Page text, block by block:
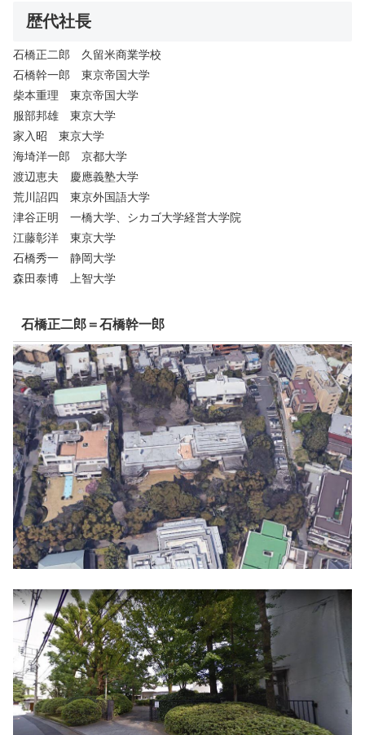
歴代社長
石橋正二郎 久留米商業学校
石橋幹一郎 東京帝国大学
柴本重理 東京帝国大学
服部邦雄 東京大学
家入昭 東京大学
海埼洋一郎 京都大学
渡辺恵夫 慶應義塾大学
荒川詔四 東京外国語大学
津谷正明 一橋大学、シカゴ大学経営大学院
江藤彰洋 東京大学
石橋秀一 静岡大学
森田泰博 上智大学
石橋正二郎＝石橋幹一郎